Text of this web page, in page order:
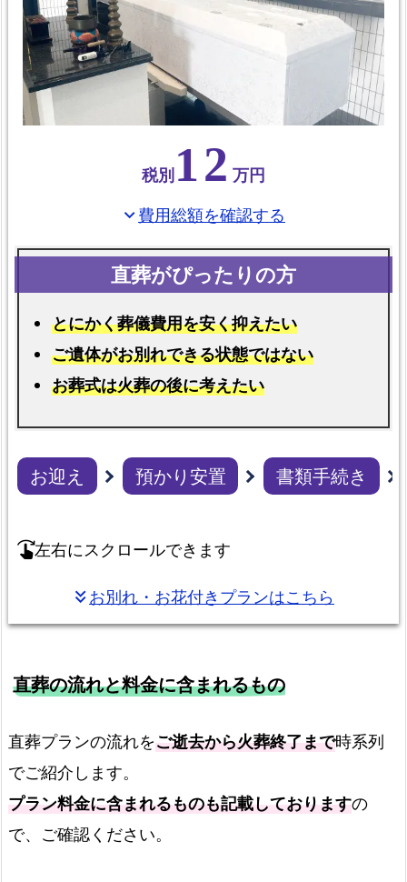
の
較
表
て
ご
ろ
の
資
を
お
送
し
ま
す
体
搬
も
り
粕
税別12万円
expand_more費用総額を確認する
とにかく葬儀費用を安く抑えたい
ご遺体がお別れできる状態ではない
お葬式は火葬の後に考えたい
お迎え 預かり安置 書類手続き
swipe_right左右にスクロールできます
keyboard_double_arrow_downお別れ・お花付きプランはこちら
直葬の流れと料金に含まれるもの
直葬プランの流れをご逝去から火葬終了まで時系列
でご紹介します。
プラン料金に含まれるものも記載しておりますの
で、ご確認ください。